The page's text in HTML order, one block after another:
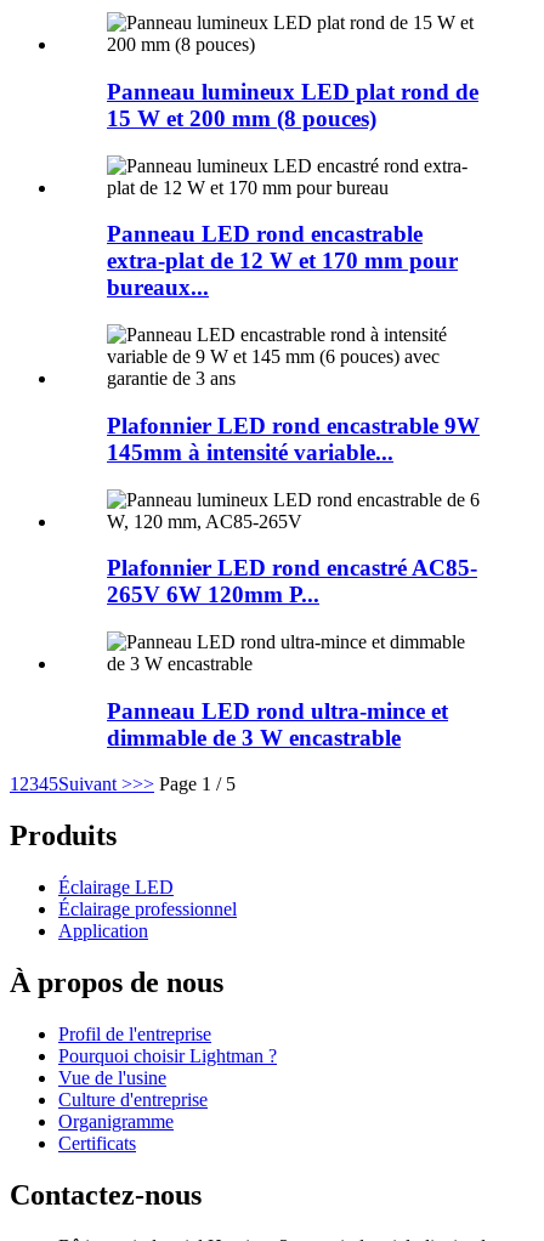
Panneau lumineux LED plat rond de
15 W et 200 mm (8 pouces)
Panneau LED rond encastrable
extra-plat de 12 W et 170 mm pour
bureaux...
Plafonnier LED rond encastrable 9W
145mm à intensité variable...
Plafonnier LED rond encastré AC85-
265V 6W 120mm P...
Panneau LED rond ultra-mince et
dimmable de 3 W encastrable
12345Suivant >>> Page 1 / 5
Produits
Éclairage LED
Éclairage professionnel
Application
À propos de nous
Profil de l'entreprise
Pourquoi choisir Lightman ?
Vue de l'usine
Culture d'entreprise
Organigramme
Certificats
Contactez-nous